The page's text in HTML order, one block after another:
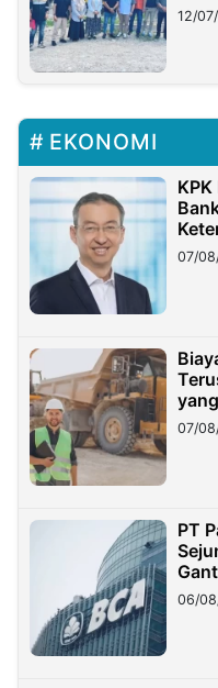
12/
EKONOMI
Miliar
07/
07/
PT
06/